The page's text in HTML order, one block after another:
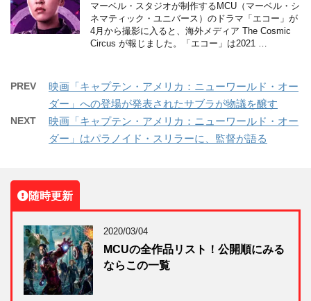
マーベル・スタジオが制作するMCU（マーベル・シ
ネマティック・ユニバース）のドラマ「エコー」が
4月から撮影に入ると、海外メディア The Cosmic
Circus が報じました。「エコー」は2021 …
PREV
映画「キャプテン・アメリカ：ニューワールド・オー
ダー」への登場が発表されたサブラが物議を醸す
NEXT
映画「キャプテン・アメリカ：ニューワールド・オー
ダー」はパラノイド・スリラーに、監督が語る
随時更新
2020/03/04
MCUの全作品リスト！公開順にみる
ならこの一覧